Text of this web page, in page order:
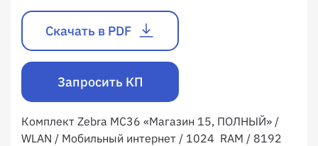
Скачать в PDF
Запросить КП
Комплект Zebra MC36 «Магазин 15, ПОЛНЫЙ» /
WLAN / Мобильный интернет / 1024 RAM / 8192